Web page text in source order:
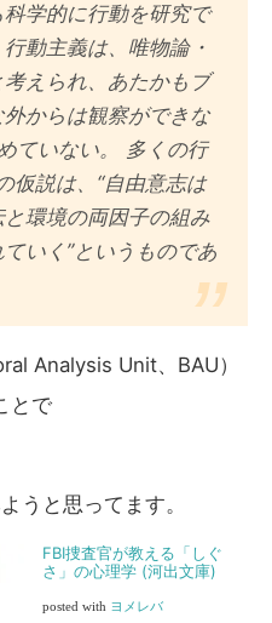
学的に行動を研究で
動主義は、唯物論・
えられ、あたかもブ
からは観察ができな
ていない。 多くの行
仮説は、“自由意志は
環境の両因子の組み
いく”というものであ
Analysis Unit、BAU）
とで
うと思ってます。
FBI捜査官が教える「しぐ
さ」の心理学 (河出文庫)
posted with ヨメレバ